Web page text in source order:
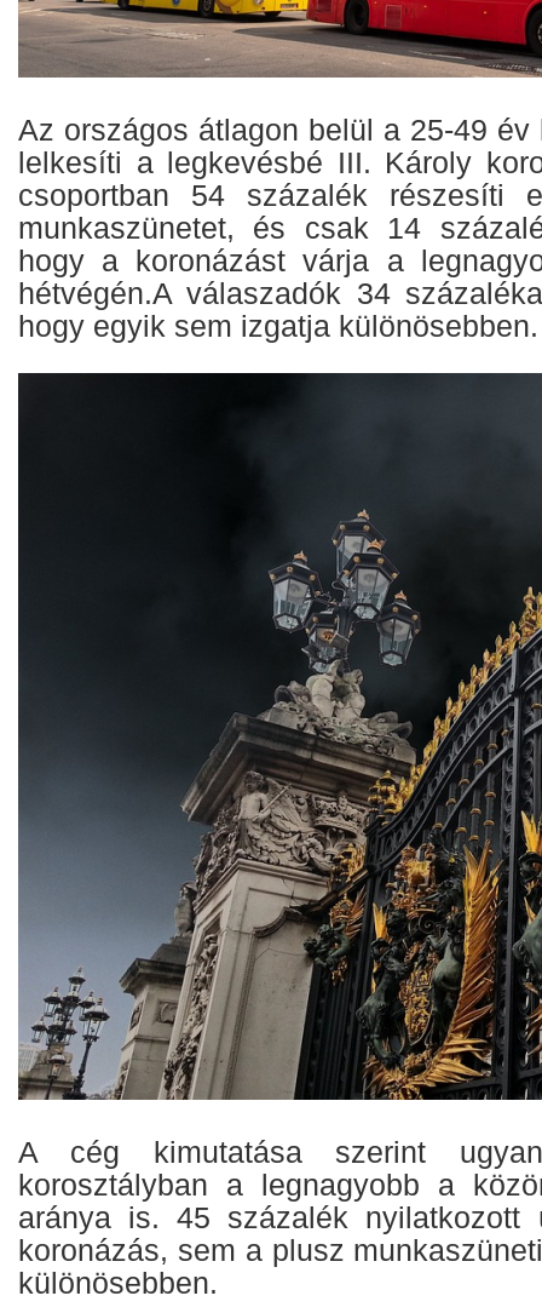
Az országos átlagon belül a 25-49
lelkesíti a legkevésbé III. Károly
csoportban 54 százalék részesíti
munkaszünetet, és csak 14
hogy a koronázást várja a
hétvégén.A válaszadók 34
hogy egyik sem izgatja különösebben.
A cég kimutatása szerint
korosztályban a legnagyobb a
aránya is. 45 százalék
koronázás, sem a plusz
különösebben.